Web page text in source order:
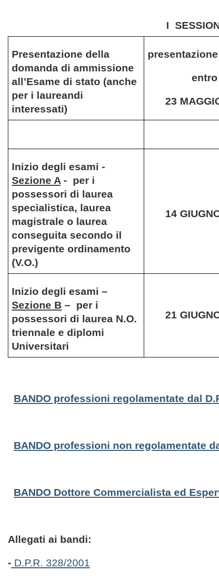
I
Presentazione della
domanda di ammissione
all’Esame di stato (anche
per i laureandi
interessati)
entro
23
Inizio degli esami -
Sezione A- per i
possessori di laurea
specialistica, laurea
magistrale o laurea
conseguita secondo il
previgente ordinamento
(V.O.)
14
Inizio degli esami –
Sezione B – per i
possessori di laurea N.O.
triennale e diplomi
Universitari
21
BANDO professioni regolamentate dal
BANDO professioni non regolamentate
BANDO Dottore Commercialista ed
Allegati ai bandi:
- D.P.R. 328/2001